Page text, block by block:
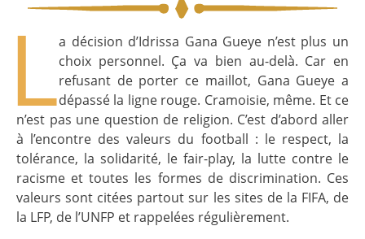
La décision d’Idrissa Gana Gueye n’est plus un
choix personnel. Ça va bien au-delà. Car en
refusant de porter ce maillot, Gana Gueye a
dépassé la ligne rouge. Cramoisie, même. Et ce
n’est pas une question de religion. C’est d’abord aller
à l’encontre des valeurs du football : le respect, la
tolérance, la solidarité, le fair-play, la lutte contre le
racisme et toutes les formes de discrimination. Ces
valeurs sont citées partout sur les sites de la FIFA, de
la LFP, de l’UNFP et rappelées régulièrement.